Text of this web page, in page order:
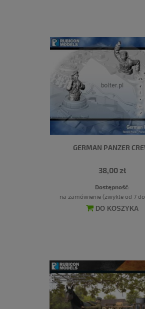
GERMAN PANZER
38,00 zł
Dostępność:
na zamówienie (zwykle od 7
DO KOSZYKA